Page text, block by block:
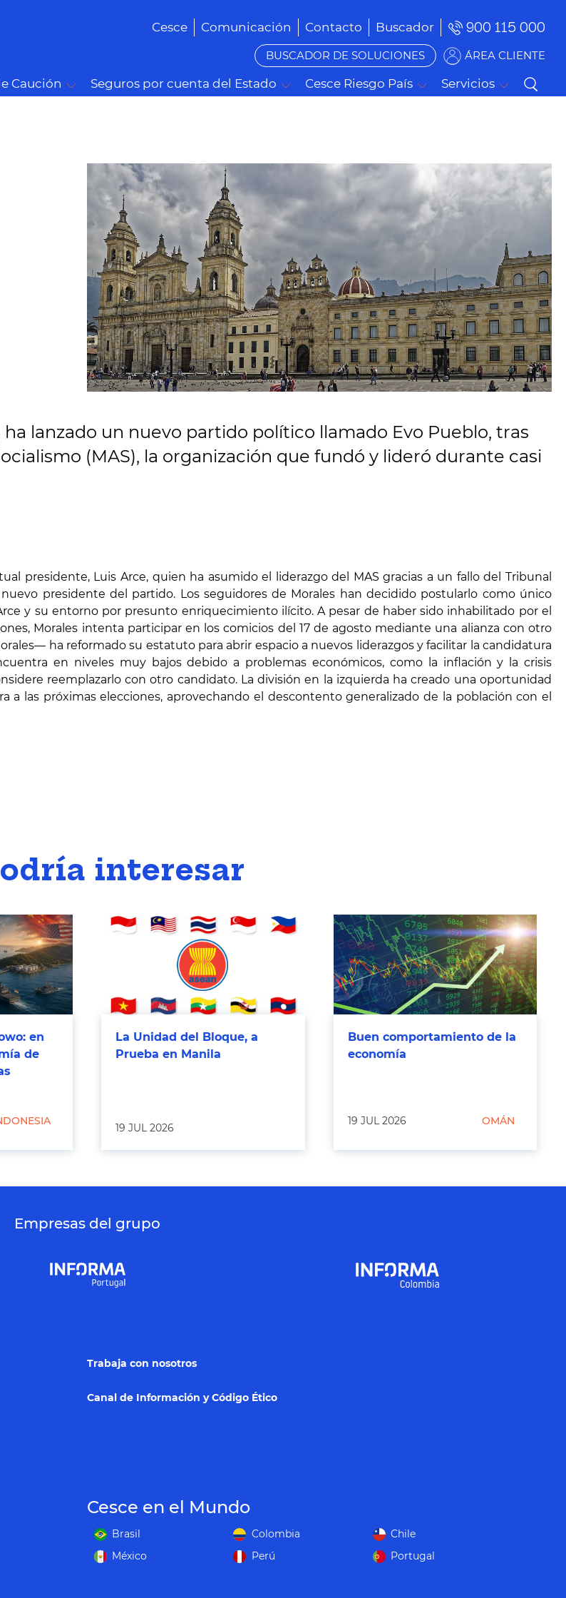
Cesce Comunicación Contacto Buscador 900 115 000
BUSCADOR DE SOLUCIONES ÁREA CLIENTE
Caución Seguros por cuenta del Estado Cesce Riesgo País Servicios
lanzado un nuevo partido político llamado Evo Pueblo, tras
(MAS), la organización que fundó y lideró durante casi
presidente, Luis Arce, quien ha asumido el liderazgo del MAS gracias a un fallo del Tribunal
presidente del partido. Los seguidores de Morales han decidido postularlo como único
y su entorno por presunto enriquecimiento ilícito. A pesar de haber sido inhabilitado por el
Morales intenta participar en los comicios del 17 de agosto mediante una alianza con otro
ha reformado su estatuto para abrir espacio a nuevos liderazgos y facilitar la candidatura
en niveles muy bajos debido a problemas económicos, como la inflación y la crisis
reemplazarlo con otro candidato. La división en la izquierda ha creado una oportunidad
a las próximas elecciones, aprovechando el descontento generalizado de la población con el
interesar
en
de
La Unidad del Bloque, a
Prueba en Manila
19 JUL 2026
Buen comportamiento de la
economía
19 JUL 2026 OMÁN
Empresas del grupo
Trabaja con nosotros
Canal de Información y Código Ético
Cesce en el Mundo
Brasil Colombia
Chile
México
Perú Portugal